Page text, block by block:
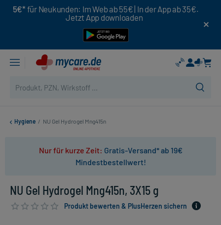
5€* für Neukunden: Im Web ab 55€ | In der App ab 35€.
Jetzt App downloaden
Hygiene / NU Gel Hydrogel Mng415n
Nur für kurze Zeit: Gratis-Versand* ab 19€
Mindestbestellwert!
NU Gel Hydrogel Mng415n, 3X15 g
Produkt bewerten & PlusHerzen sichern